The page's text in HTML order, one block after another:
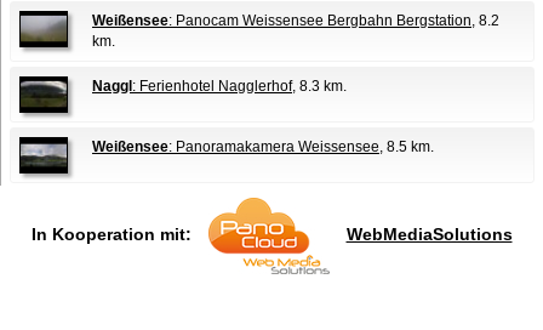
Weißensee: Panocam Weissensee Bergbahn Bergstation, 8.2
km.
Naggl : Ferienhotel Nagglerhof, 8.3 km.
Weißensee: Panoramakamera Weissensee, 8.5 km.
In Kooperation mit: WebMediaSolutions